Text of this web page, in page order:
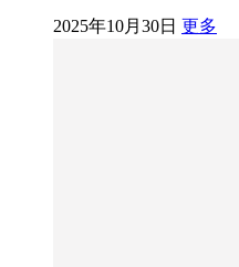
2025年10月30日 更多